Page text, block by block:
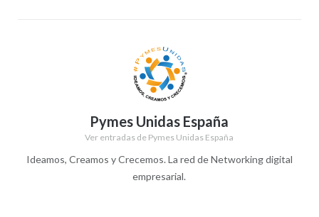
Pymes Unidas España
Ver entradas de Pymes Unidas España
Ideamos, Creamos y Crecemos. La red de Networking digital
empresarial.